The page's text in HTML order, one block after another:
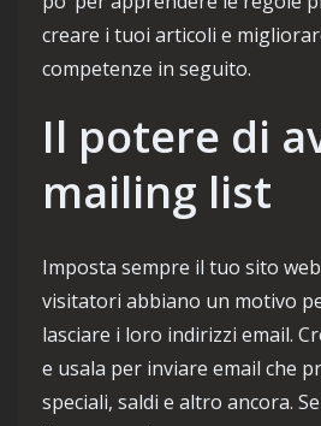
creare i tuoi articoli e
competenze in seguito.
Il potere di
mailing list
Imposta sempre il tuo sito
visitatori abbiano un motivo
lasciare i loro indirizzi email.
e usala per inviare email che
speciali, saldi e altro ancora.